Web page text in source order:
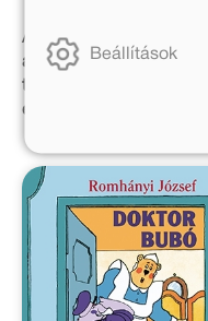
Az ikonikus szerző
alkalmából aMóra
többek között a
eseményekkel és
Beállítások